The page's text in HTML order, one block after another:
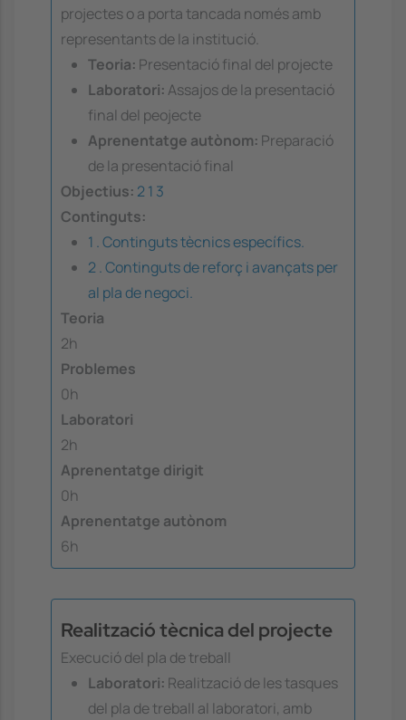
projectes o a porta tancada només amb
representants de la institució.
Teoria: Presentació final del projecte
Laboratori: Assajos de la presentació
final del peojecte
Aprenentatge autònom: Preparació
de la presentació final
Objectius: 21 3
Continguts:
1 . Continguts tècnics específics.
2 . Continguts de reforç i avançats per
al pla de negoci.
Teoria
2h
Problemes
0h
Laboratori
2h
Aprenentatge dirigit
0h
Aprenentatge autònom
6h
Realització tècnica del projecte
Execució del pla de treball
Laboratori: Realització de les tasques
del pla de treball al laboratori, amb